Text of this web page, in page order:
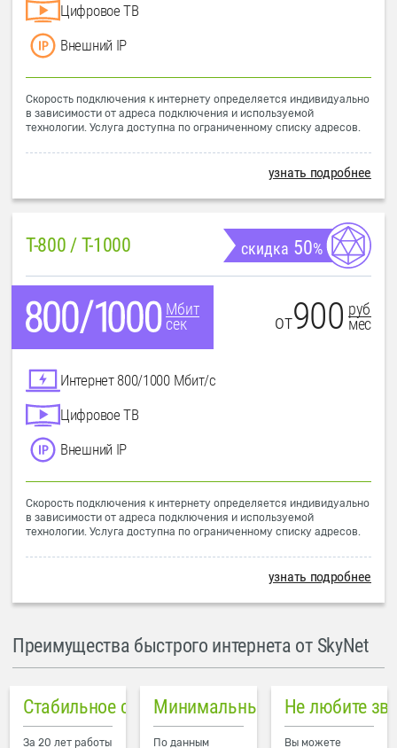
Цифровое ТВ
Внешний IP
Скорость подключения к интернету определяется индивидуально
в зависимости от адреса подключения и используемой
технологии. Услуга доступна по ограниченному списку адресов.
узнать подробнее
T-800 / T-1000 скидка 50%
Мбит
сек
от900 руб
мес
Интернет 800/1000 Мбит/с
Цифровое ТВ
Внешний IP
Скорость подключения к интернету определяется индивидуально
в зависимости от адреса подключения и используемой
технологии. Услуга доступна по ограниченному списку адресов.
узнать подробнее
Преимущества быстрого интернета от SkyNet
Стабильное соединение
За 20 лет работы
Минимальный пинг в городе
По данным
Не любите
Вы можете